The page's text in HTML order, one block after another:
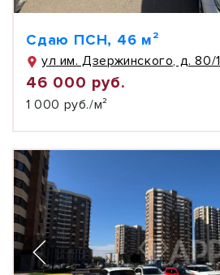
Сдаю ПСН, 46 м²
ул им. Дзержинского, д. 80/1
46 000 руб.
1 000 руб./м²